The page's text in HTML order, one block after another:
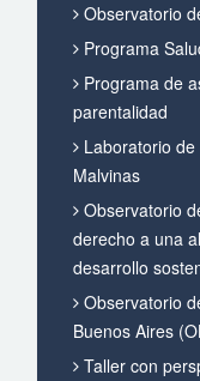
Observatorio
Programa
Programa de
parentalidad
Laboratorio
Malvinas
Observatorio
derecho a una
desarrollo
Observatorio
Buenos Aires
Taller con